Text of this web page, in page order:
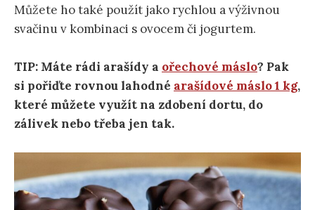
Můžete ho také použít jako rychlou a výživnou
svačinu v kombinaci s ovocem či jogurtem.
TIP: Máte rádi arašídy a ořechové máslo? Pak
si pořiďte rovnou lahodné arašídové máslo 1 kg,
které můžete využít na zdobení dortu, do
zálivek nebo třeba jen tak.